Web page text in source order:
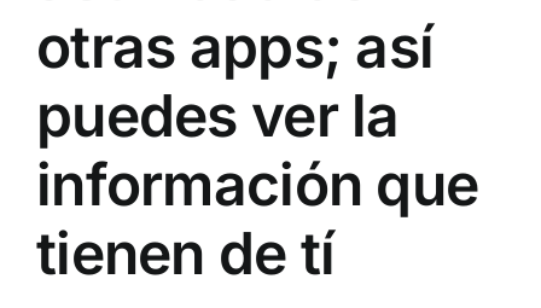
otras apps; así
puedes ver la
información que
tienen de tí